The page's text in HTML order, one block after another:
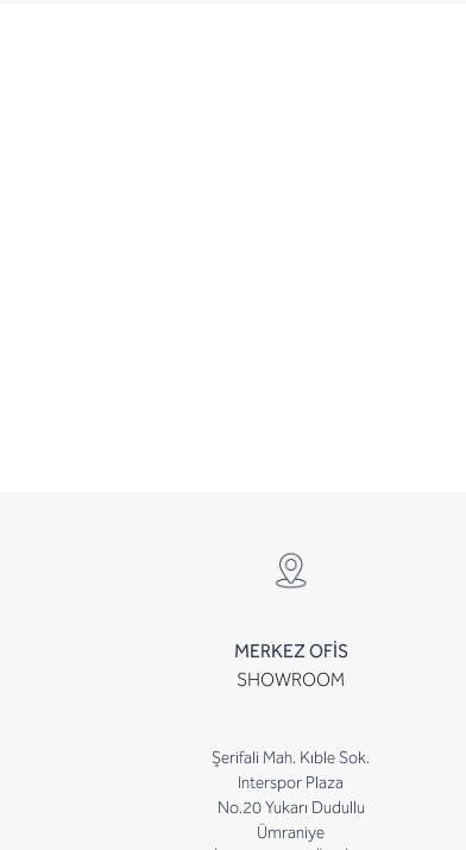
MERKEZ OFİS
SHOWROOM
Şerifali Mah. Kıble Sok.
Interspor Plaza
No.20 Yukarı Dudullu
Ümraniye